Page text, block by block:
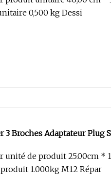
0,500 kg Dessi
3 Broches Adaptateur Plug
unité de produit 25.00cm *
1.000kg M12 Répar